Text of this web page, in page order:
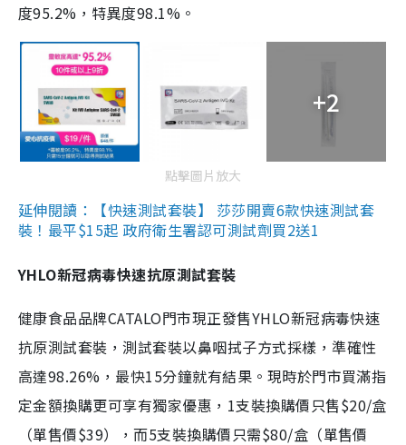
度95.2%，特異度98.1%。
+2
點擊圖片放大
延伸閱讀：【快速測試套裝】 莎莎開賣6款快速測試套
裝！最平$15起 政府衛生署認可測試劑買2送1
YHLO新冠病毒快速抗原測試套裝
健康食品品牌CATALO門市現正發售YHLO新冠病毒快速
抗原測試套裝，測試套裝以鼻咽拭子方式採樣，準確性
高達98.26%，最快15分鐘就有結果。現時於門市買滿指
定金額換購更可享有獨家優惠，1支裝換購價只售$20/盒
（單售價$39），而5支裝換購價只需$80/盒（單售價